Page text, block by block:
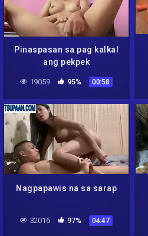
Pinaspasan sa pag kalkal
ang pekpek
19059 95% 00:58
Nagpapawis na sa sarap
32016 97% 04:47